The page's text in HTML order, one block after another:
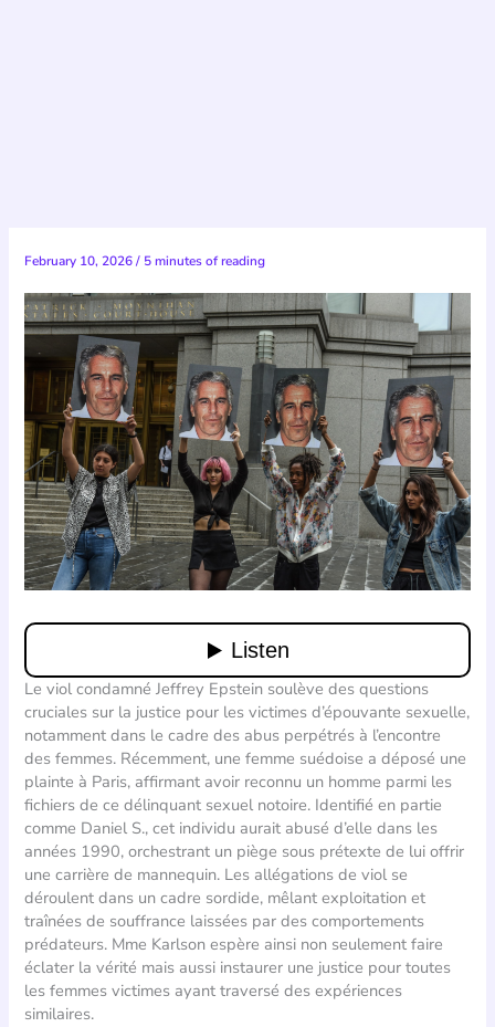
February 10, 2026/ 5 minutes of reading
Le viol condamné Jeffrey Epstein soulève des questions
cruciales sur la justice pour les victimes d’épouvante sexuelle,
notamment dans le cadre des abus perpétrés à l’encontre
des femmes. Récemment, une femme suédoise a déposé une
plainte à Paris, affirmant avoir reconnu un homme parmi les
fichiers de ce délinquant sexuel notoire. Identifié en partie
comme Daniel S., cet individu aurait abusé d’elle dans les
années 1990, orchestrant un piège sous prétexte de lui offrir
une carrière de mannequin. Les allégations de viol se
déroulent dans un cadre sordide, mêlant exploitation et
traînées de souffrance laissées par des comportements
prédateurs. Mme Karlson espère ainsi non seulement faire
éclater la vérité mais aussi instaurer une justice pour toutes
les femmes victimes ayant traversé des expériences
similaires.